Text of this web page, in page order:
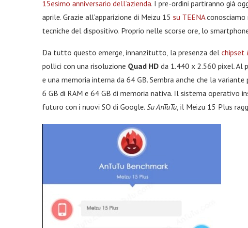
15esimo anniversario dell’azienda. I pre-ordini partiranno già
aprile. Grazie all’apparizione di Meizu 15 su TEENAconosciamo
tecniche del dispositivo. Proprio nelle scorse ore, lo
Da tutto questo emerge, innanzitutto, la presenza del chipset
pollici con una risoluzione Quad HD da 1.440 x 2.560 pixel. Al
e una memoria interna da 64 GB. Sembra anche che la
6 GB di RAM e 64 GB di memoria nativa. Il sistema operativo
futuro con i nuovi SO di Google. Su AnTuTu, il Meizu 15 Plus